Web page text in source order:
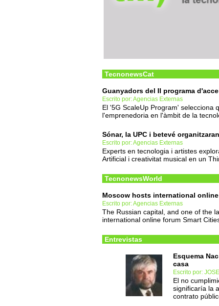
TecnonewsCat
Guanyadors del II programa
Escrito por: Agencias Externas
El '5G ScaleUp Program' selecciona
l'emprenedoria en l'àmbit de la
Sónar, la UPC i betevé
Escrito por: Agencias Externas
Experts en tecnologia i artistes
Artificial i creativitat musical en un
TecnonewsWorld
Moscow hosts international
Escrito por: Agencias Externas
The Russian capital, and one of the
international online forum Smart
Entrevistas
Esquema
casa
Escrito por:
El no
significaría la
contrato